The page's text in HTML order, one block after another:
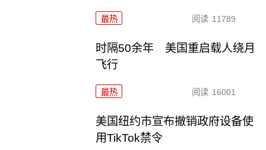
最热 阅读 11789
时隔50余年 美国重启载人绕月
飞行
最热 阅读 16001
美国纽约市宣布撤销政府设备使
用TikTok禁令